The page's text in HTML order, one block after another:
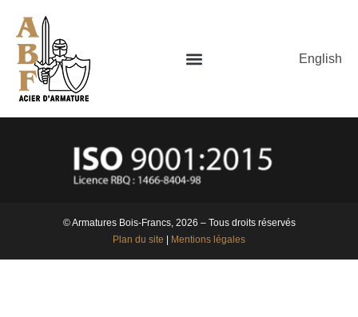
English
© Armatures Bois-Francs, 2026 – Tous droits réservés
Plan du site
Mentions légales